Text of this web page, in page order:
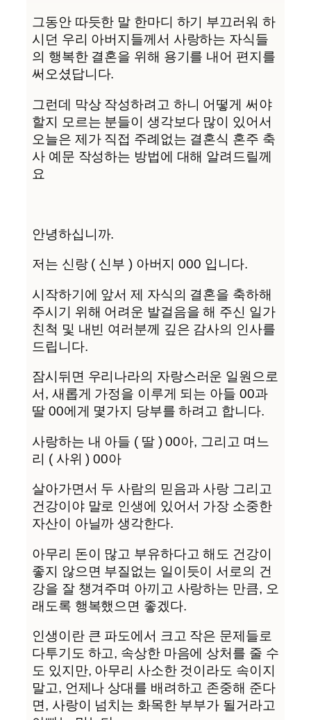
그동안 따듯한 말 한마디 하기 부끄러워 하
시던 우리 아버지들께서 사랑하는 자식들
의 행복한 결혼을 위해 용기를 내어 편지를
써오셨답니다.
그런데 막상 작성하려고 하니 어떻게 써야
할지 모르는 분들이 생각보다 많이 있어서
오늘은 제가 직접 주례없는 결혼식 혼주 축
사 예문 작성하는 방법에 대해 알려드릴께
요
안녕하십니까.
저는 신랑 ( 신부 ) 아버지 000 입니다.
시작하기에 앞서 제 자식의 결혼을 축하해
주시기 위해 어려운 발걸음을 해 주신 일가
친척 및 내빈 여러분께 깊은 감사의 인사를
드립니다.
잠시뒤면 우리나라의 자랑스러운 일원으로
서, 새롭게 가정을 이루게 되는 아들 00과
딸 00에게 몇가지 당부를 하려고 합니다.
사랑하는 내 아들 ( 딸 ) 00아, 그리고 며느
리 ( 사위 ) 00아
살아가면서 두 사람의 믿음과 사랑 그리고
건강이야 말로 인생에 있어서 가장 소중한
자산이 아닐까 생각한다.
아무리 돈이 많고 부유하다고 해도 건강이
좋지 않으면 부질없는 일이듯이 서로의 건
강을 잘 챙겨주며 아끼고 사랑하는 만큼, 오
래도록 행복했으면 좋겠다.
인생이란 큰 파도에서 크고 작은 문제들로
다투기도 하고, 속상한 마음에 상처를 줄 수
도 있지만, 아무리 사소한 것이라도 속이지
말고, 언제나 상대를 배려하고 존중해 준다
면, 사랑이 넘치는 화목한 부부가 될거라고